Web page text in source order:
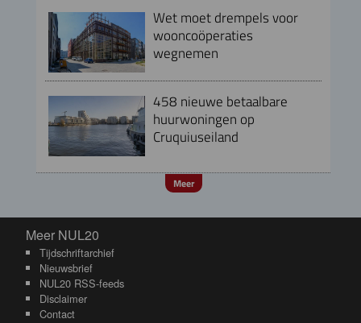
Wet moet drempels voor
wooncoöperaties
wegnemen
458 nieuwe betaalbare
huurwoningen op
Cruquiuseiland
Meer
Meer NUL20
Meer NUL20
Tijdschriftarchief
Nieuwsbrief
NUL20 RSS-feeds
Disclaimer
Contact